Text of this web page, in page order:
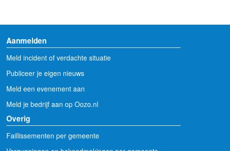
Aanmelden
Meld incident of verdachte situatie
Publiceer je eigen nieuws
Meld een evenement aan
Meld je bedrijf aan op Oozo.nl
Overig
Faillissementen per gemeente